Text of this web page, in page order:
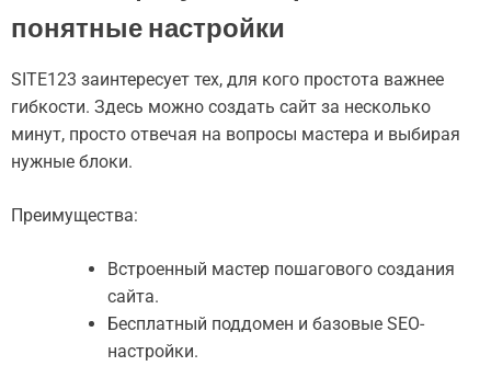
понятные настройки
SITE123 заинтересует тех, для кого простота важнее
гибкости. Здесь можно создать сайт за несколько
минут, просто отвечая на вопросы мастера и выбирая
нужные блоки.
Преимущества:
Встроенный мастер пошагового создания
сайта.
Бесплатный поддомен и базовые SEO-
настройки.